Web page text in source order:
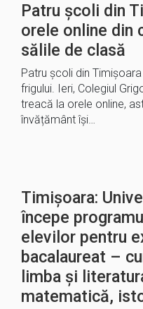
Patru școli din
orele online din
sălile de clasă
Patru școli din
frigului. Ieri, Colegiul
treacă la orele online,
învățământ își…
Timișoara:
începe
elevilor pentru
bacalaureat –
limba și
matematică,